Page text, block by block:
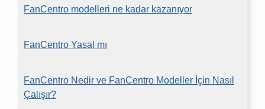
FanCentro modelleri ne kadar kazanıyor
FanCentro Yasal mı
FanCentro Nedir ve FanCentro Modeller İçin Nasıl
Çalışır?